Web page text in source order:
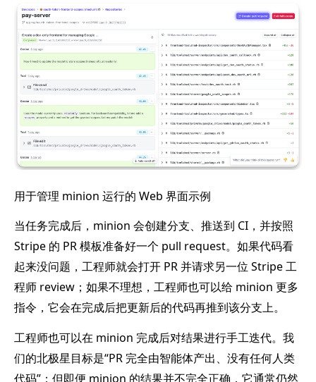
用于管理 minion 运行的 Web 界面示例
当任务完成后，minion 会创建分支、推送到 CI，并按照
Stripe 的 PR 模板准备好一个 pull request。如果代码看
起来没问题，工程师就会打开 PR 并请求另一位 Stripe 工
程师 review；如果不理想，工程师也可以给 minion 更多
指令，它会在完成后把更新后的代码再推到该分支上。
工程师也可以在 minion 完成后对结果进行手工迭代。我
们的北极星目标是“PR 完全由智能体产出、没有任何人类
代码”；但即便 minion 的结果并不完全正确，它通常仍然